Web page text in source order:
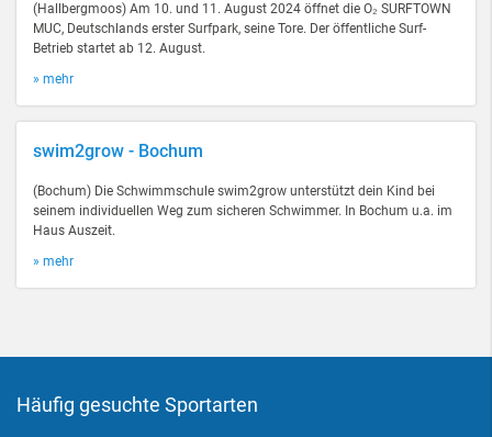
(Hallbergmoos) Am 10. und 11. August 2024 öffnet die O₂ SURFTOWN
MUC, Deutschlands erster Surfpark, seine Tore. Der öffentliche Surf-
Betrieb startet ab 12. August.
» mehr
swim2grow - Bochum
(Bochum) Die Schwimmschule swim2grow unterstützt dein Kind bei
seinem individuellen Weg zum sicheren Schwimmer. In Bochum u.a. im
Haus Auszeit.
» mehr
Häufig gesuchte Sportarten